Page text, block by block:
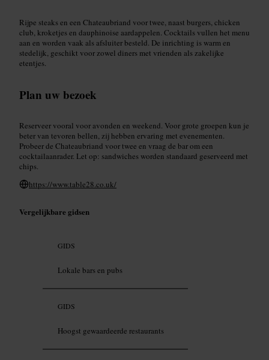
Rijpe steaks en een Chateaubriand voor twee, naast burgers, chicken
club, kroketjes en dauphinoise aardappelen. Cocktails vullen het menu
aan en worden vaak als afsluiter besteld. De inrichting is warm en
stedelijk, geschikt voor zowel diners met vrienden als zakelijke
etentjes.
Plan uw bezoek
Reserveer vooral voor avonden en weekend. Voor grote groepen kun je
beter van tevoren bellen, zij hebben ervaring met evenementen.
Probeer de Chateaubriand voor twee en vraag de bar om een
cocktailaanrader. Let op: sandwiches worden standaard geserveerd met
chips.
https://www.table28.co.uk/
Vergelijkbare gidsen
GIDS
Lokale bars en pubs
GIDS
Hoogst gewaardeerde restaurants